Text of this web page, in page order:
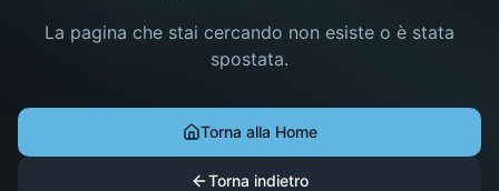
La pagina che stai cercando non esiste o è stata
spostata.
Torna alla Home
Torna indietro